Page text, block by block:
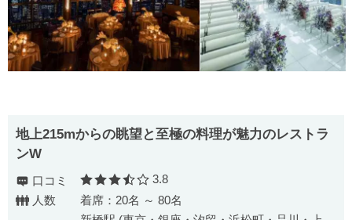
地上215mからの眺望と至極の料理が魅力のレストラ
ンW
口コミ 口コミ評価
3.8
人数
着席：20名 ～ 80名